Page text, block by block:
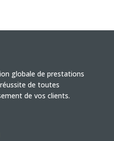
globale de prestations
de toutes
de vos clients.